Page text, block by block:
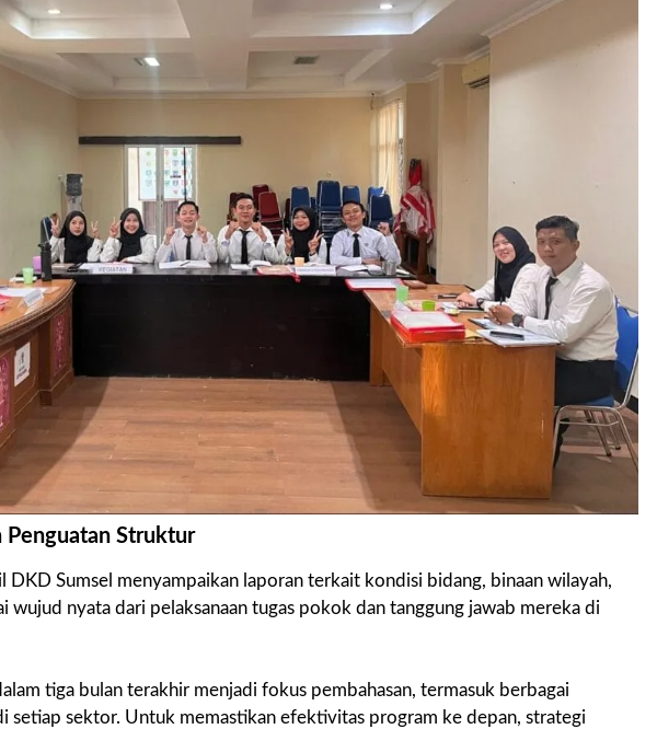
Penguatan Struktur
DKD Sumsel menyampaikan laporan terkait kondisi bidang, binaan wilayah,
wujud nyata dari pelaksanaan tugas pokok dan tanggung jawab mereka di
tiga bulan terakhir menjadi fokus pembahasan, termasuk berbagai
setiap sektor. Untuk memastikan efektivitas program ke depan, strategi